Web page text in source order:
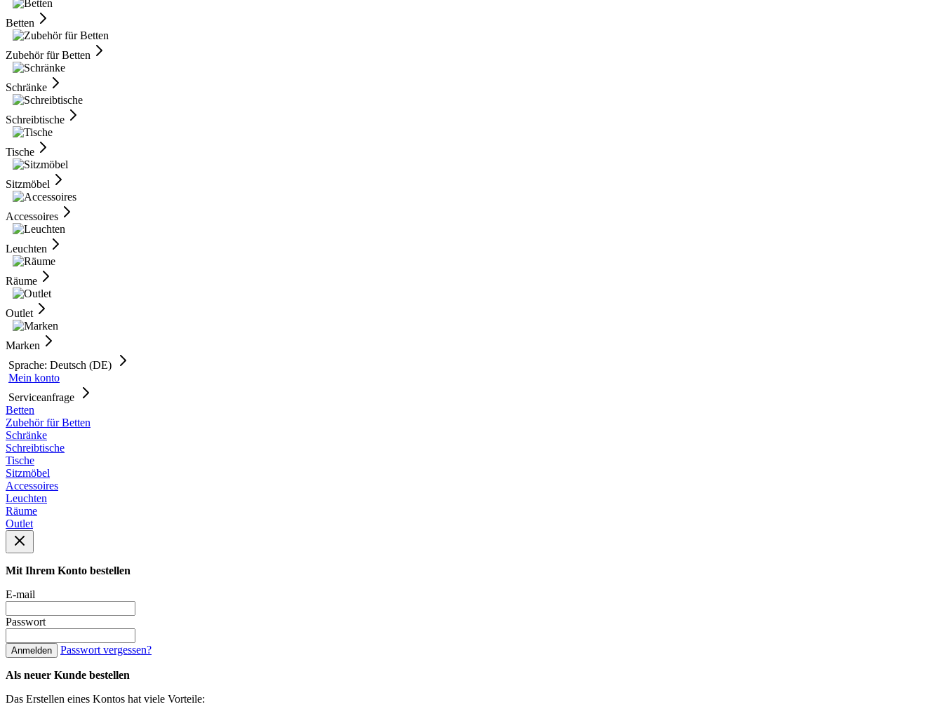
Betten
Zubehör für Betten
Schränke
Schreibtische
Tische
Sitzmöbel
Accessoires
Leuchten
Räume
Outlet
Marken
Sprache: Deutsch (DE)
Mein konto
Serviceanfrage
Betten
Zubehör für Betten
Schränke
Schreibtische
Tische
Sitzmöbel
Accessoires
Leuchten
Räume
Outlet
Mit Ihrem Konto bestellen
E-mail
Passwort
Anmelden Passwort vergessen?
Als neuer Kunde bestellen
Das Erstellen eines Kontos hat viele Vorteile: